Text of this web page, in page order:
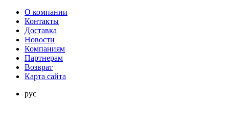
О компании
Контакты
Доставка
Новости
Компаниям
Партнерам
Возврат
Карта сайта
рус